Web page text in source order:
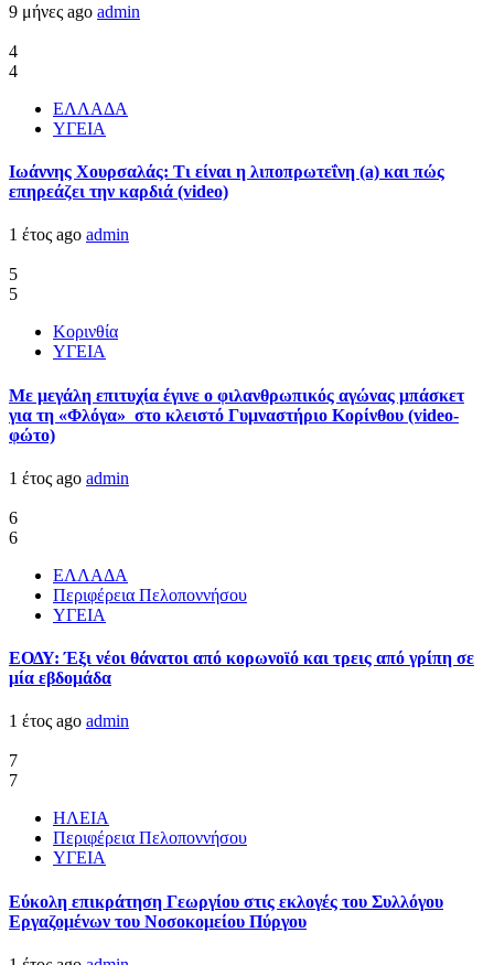
9 μήνες ago admin
4
4
ΕΛΛΑΔΑ
ΥΓΕΙΑ
Ιωάννης Χουρσαλάς: Τι είναι η λιποπρωτεΐνη (a) και πώς
επηρεάζει την καρδιά (video)
1 έτος ago admin
5
5
Κορινθία
ΥΓΕΙΑ
Με μεγάλη επιτυχία έγινε ο φιλανθρωπικός αγώνας μπάσκετ
για τη «Φλόγα» στο κλειστό Γυμναστήριο Κορίνθου (video-
φώτο)
1 έτος ago admin
6
6
ΕΛΛΑΔΑ
Περιφέρεια Πελοποννήσου
ΥΓΕΙΑ
ΕΟΔΥ: Έξι νέοι θάνατοι από κορωνοϊό και τρεις από γρίπη σε
μία εβδομάδα
1 έτος ago admin
7
7
ΗΛΕΙΑ
Περιφέρεια Πελοποννήσου
ΥΓΕΙΑ
Εύκολη επικράτηση Γεωργίου στις εκλογές του Συλλόγου
Εργαζομένων του Νοσοκομείου Πύργου